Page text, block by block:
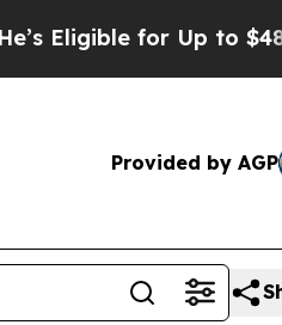
for Up to
Provided by AGP